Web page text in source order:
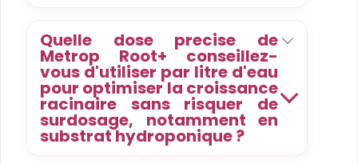
Quelle dose precise de
Metrop Root+ conseillez-
vous d'utiliser par litre d'eau
pour optimiser la croissance
racinaire sans risquer de
surdosage, notamment en
substrat hydroponique ?